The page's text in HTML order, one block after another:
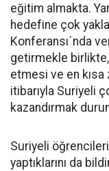
eğitim almakta.
hedefine çok
Konferansı´nda
getirmekle birlikte,
etmesi ve en
itibarıyla Suriyeli
kazandırmak
Suriyeli
yaptıklarını da